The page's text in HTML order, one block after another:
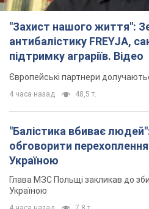
Глава МЗС Польщі закликав до
Україною
7,8 т.
Росія вдарила дроном по
Чорному морі біля Одеси:
одного удару безпілотником по
2 часа назад 2,1 т.